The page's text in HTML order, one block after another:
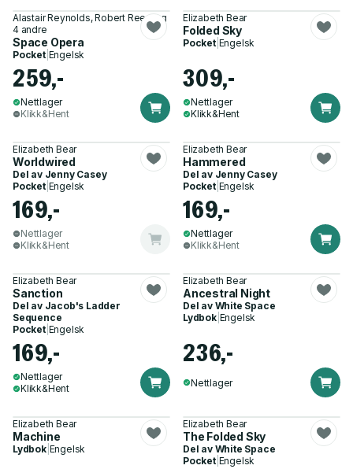
Alastair Reynolds, Robert Reed og
4 andre
Space Opera
Pocket| Engelsk
259,-
Nettlager
Klikk&Hent
Elizabeth Bear
Folded Sky
Pocket| Engelsk
309,-
Nettlager
Klikk&Hent
Elizabeth Bear
Worldwired
Del av Jenny Casey
Pocket| Engelsk
169,-
Nettlager
Klikk&Hent
Elizabeth Bear
Hammered
Del av Jenny Casey
Pocket| Engelsk
169,-
Nettlager
Klikk&Hent
Elizabeth Bear
Sanction
Del av Jacob's Ladder
Sequence
Pocket| Engelsk
169,-
Nettlager
Klikk&Hent
Elizabeth Bear
Ancestral Night
Del av White Space
Lydbok| Engelsk
236,-
Nettlager
Elizabeth Bear
Machine
Lydbok| Engelsk
Elizabeth Bear
The Folded Sky
Del av White Space
Pocket| Engelsk